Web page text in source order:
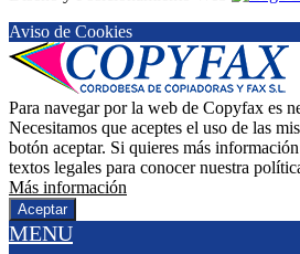
Aviso de Cookies
Para navegar por la web de Copyfax es
Necesitamos que aceptes el uso de las
botón aceptar. Si quieres más
textos legales para conocer nuestra
Más información
Aceptar
MENU